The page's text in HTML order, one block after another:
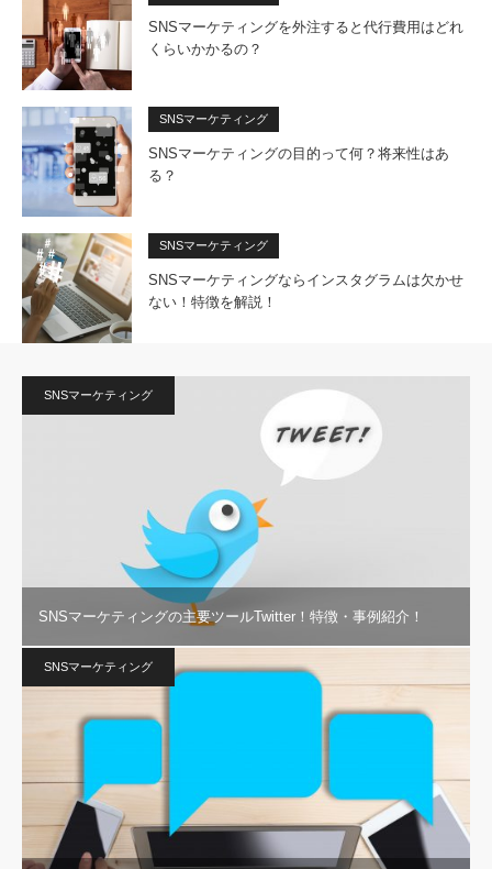
SNSマーケティングを外注すると代行費用はどれ
くらいかかるの？
SNSマーケティング
SNSマーケティングの目的って何？将来性はあ
る？
SNSマーケティング
SNSマーケティングならインスタグラムは欠かせ
ない！特徴を解説！
SNSマーケティング
SNSマーケティングの主要ツールTwitter！特徴・事例紹介！
SNSマーケティング